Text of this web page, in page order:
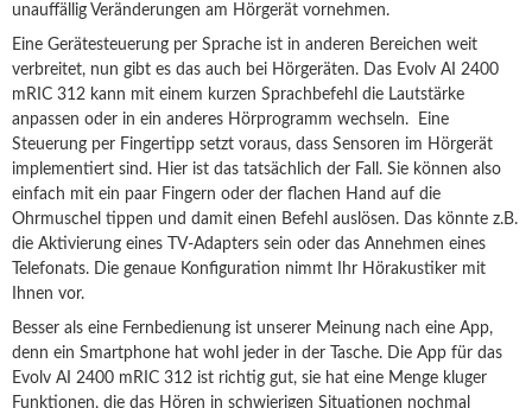
unauffällig Veränderungen am Hörgerät vornehmen.
Eine Gerätesteuerung per Sprache ist in anderen Bereichen weit
verbreitet, nun gibt es das auch bei Hörgeräten. Das Evolv AI 2400
mRIC 312 kann mit einem kurzen Sprachbefehl die Lautstärke
anpassen oder in ein anderes Hörprogramm wechseln. Eine
Steuerung per Fingertipp setzt voraus, dass Sensoren im Hörgerät
implementiert sind. Hier ist das tatsächlich der Fall. Sie können also
einfach mit ein paar Fingern oder der flachen Hand auf die
Ohrmuschel tippen und damit einen Befehl auslösen. Das könnte z.B.
die Aktivierung eines TV-Adapters sein oder das Annehmen eines
Telefonats. Die genaue Konfiguration nimmt Ihr Hörakustiker mit
Ihnen vor.
Besser als eine Fernbedienung ist unserer Meinung nach eine App,
denn ein Smartphone hat wohl jeder in der Tasche. Die App für das
Evolv AI 2400 mRIC 312 ist richtig gut, sie hat eine Menge kluger
Funktionen, die das Hören in schwierigen Situationen nochmal